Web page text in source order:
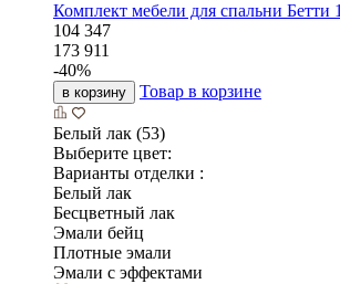
Комплект мебели для спальни Бетти 1
104 347
173 911
-40%
в корзину Товар в корзине
Белый лак (53)
Выберите цвет:
Варианты отделки :
Белый лак
Бесцветный лак
Эмали бейц
Плотные эмали
Эмали с эффектами